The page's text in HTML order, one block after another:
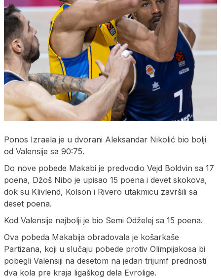
Ponos Izraela je u dvorani Aleksandar Nikolić bio bolji
od Valensije sa 90:75.
Do nove pobede Makabi je predvodio Vejd Boldvin sa 17
poena, Džoš Nibo je upisao 15 poena i devet skokova,
dok su Klivlend, Kolson i Rivero utakmicu završili sa
deset poena.
Kod Valensije najbolji je bio Semi Odželej sa 15 poena.
Ova pobeda Makabija obradovala je košarkaše
Partizana, koji u slučaju pobede protiv Olimpijakosa bi
pobegli Valensiji na desetom na jedan trijumf prednosti
dva kola pre kraja ligaškog dela Evrolige.